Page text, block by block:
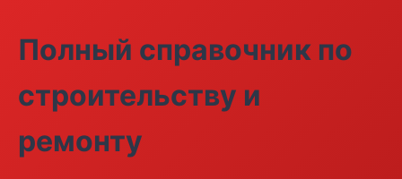
Полный справочник по
строительству и
ремонту